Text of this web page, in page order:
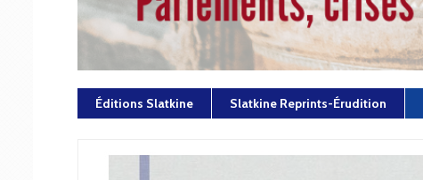
Éditions Slatkine Slatkine Reprints-Érudition